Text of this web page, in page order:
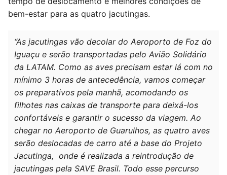
bem-estar para as quatro jacutingas.
“As jacutingas vão decolar do Aeroporto de Foz do
Iguaçu e serão transportadas pelo Avião Solidário
da LATAM. Como as aves precisam estar lá com no
mínimo 3 horas de antecedência, vamos começar
os preparativos pela manhã, acomodando os
filhotes nas caixas de transporte para deixá-los
confortáveis e garantir o sucesso da viagem. Ao
chegar no Aeroporto de Guarulhos, as quatro aves
serão deslocadas de carro até a base do Projeto
Jacutinga, onde é realizada a reintrodução de
jacutingas pela SAVE Brasil. Todo esse percurso